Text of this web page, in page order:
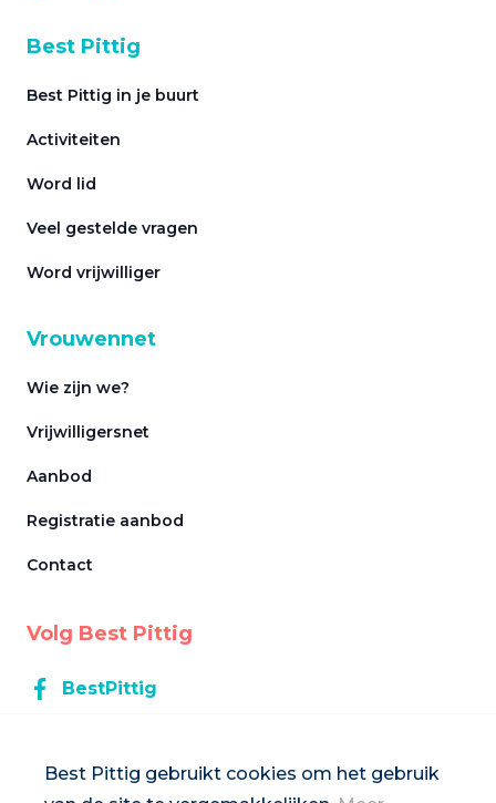
Best Pittig gebruikt cookies om het gebruik
Best Pittig
Best Pittig in je buurt
Activiteiten
Word lid
Veel gestelde vragen
Word vrijwilliger
Vrouwennet
Wie zijn we?
Vrijwilligersnet
Aanbod
Registratie aanbod
Contact
Volg Best Pittig
BestPittig